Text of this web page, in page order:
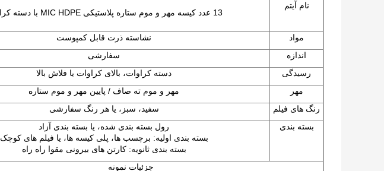
نام آیتم
13 عدد کیسه مهر و موم ستاره پلاستیکی MIC HDPE با دسته کراوات
مواد
نشاسته ذرت قابل کمپوست
اندازه
سفارشی
رسیدگی
دسته کراوات، بالای کراوات یا فلاش بالا
مهر
مهر و موم ته صاف / پایین مهر و موم ستاره
رنگ های فیلم
سفید، سبز، یا هر رنگ سفارشی
بسته بندی
رول بسته بندی شده، یا بسته بندی آزاد
بسته بندی اولیه: برچسب ها، پلی کیسه ها، یا فیلم های کوچک
بسته بندی ثانویه: کارتن های بیرونی مقوا راه راه
جزئیات نمونه